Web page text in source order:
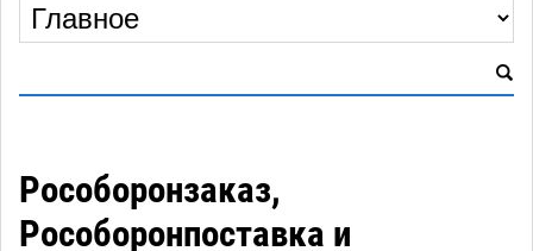
Рособоронзаказ,
Рособоронпоставка и